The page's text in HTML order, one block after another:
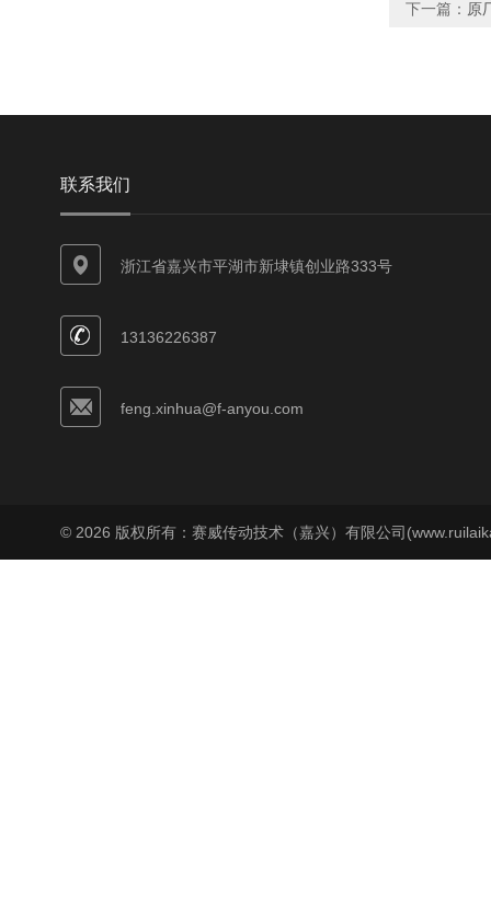
下一篇： 原
联系我们
浙江省嘉兴市平湖市新埭镇创业路333号
13136226387
feng.xinhua@f-anyou.com
© 2026 版权所有：赛威传动技术（嘉兴）有限公司